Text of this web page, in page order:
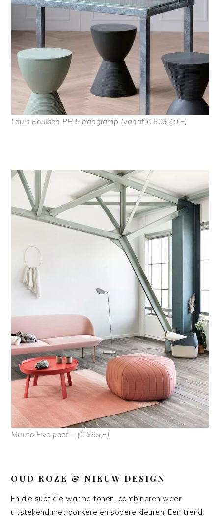
Louis Poulsen PH 5 hanglamp (vanaf € 603,49,=)
Muuto Five poef – (€ 895,=)
OUD ROZE & NIEUW DESIGN
En die subtiele warme tonen, combineren weer
uitstekend met donkere en sobere kleuren! Een trend